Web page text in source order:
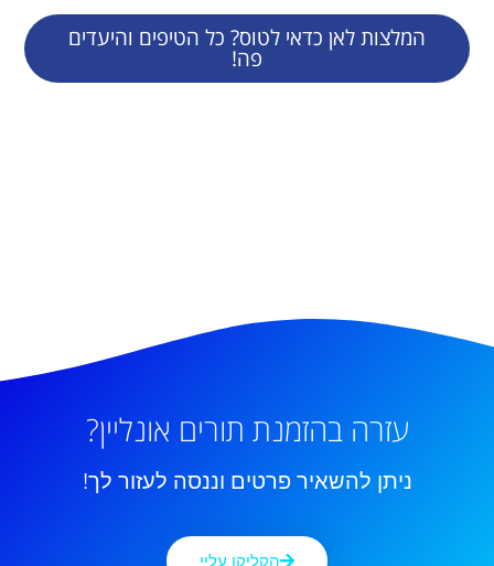
המלצות לאן כדאי לטוס? כל הטיפים והיעדים
פה!
עזרה בהזמנת תורים אונליין?
ניתן להשאיר פרטים וננסה לעזור לך!
הקליקו עליי